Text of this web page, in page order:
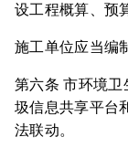
设工程概算、预
施工单位应当编
第六条 市环境
圾信息共享平台
法联动。